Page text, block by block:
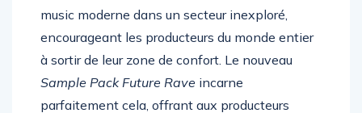
mouvementFuture Ravea élevé la dance
music moderne dans un secteur inexploré,
encourageant les producteurs du monde entier
à sortir de leur zone de confort. Le nouveau
Sample Pack Future Rave incarne